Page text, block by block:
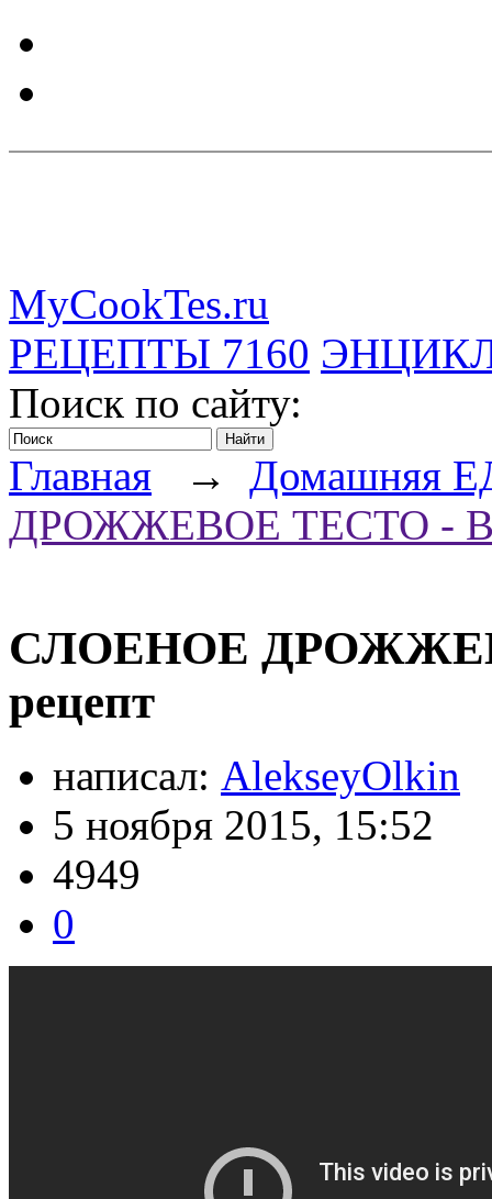
MyCookTes.ru
РЕЦЕПТЫ 7160
Поиск по сайту:
Главная → Домашняя
ДРОЖЖЕВОЕ ТЕСТО -
СЛОЕНОЕ
рецепт
написал: AlekseyOlkin
5 ноября 2015, 15:52
4949
0